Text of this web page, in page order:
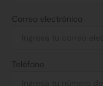
Correo electrónico
Teléfono